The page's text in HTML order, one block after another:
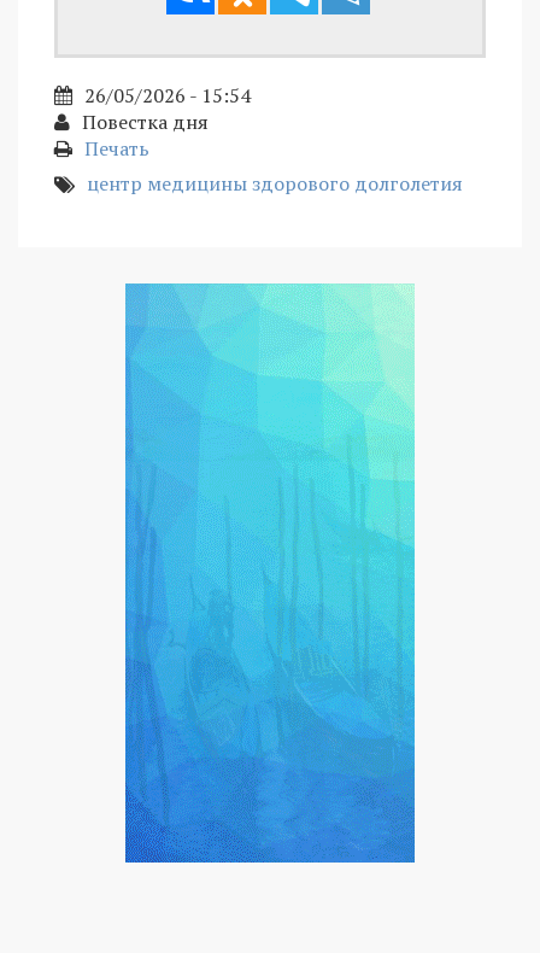
26/05/2026 - 15:54
Повестка дня
Печать
центр медицины здорового долголетия